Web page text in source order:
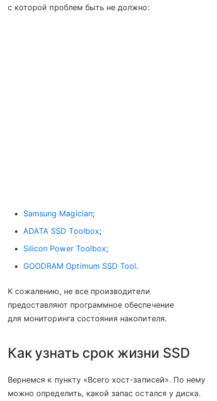
с которой проблем быть не должно:
Samsung Magician;
ADATA SSD Toolbox;
Silicon Power Toolbox;
GOODRAM Optimum SSD Tool.
К сожалению, не все производители
предоставляют программное обеспечение
для мониторинга состояния накопителя.
Как узнать срок жизни SSD
Вернемся к пункту «Всего хост-записей». По нему
можно определить, какой запас остался у диска.